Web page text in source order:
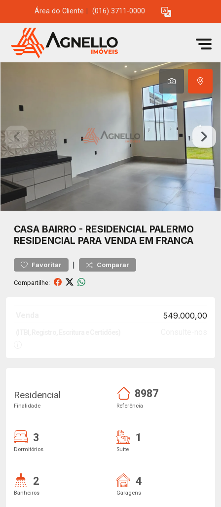
Área do Cliente (016) 3711-0000
CASA BAIRRO - RESIDENCIAL PALERMO
RESIDENCIAL PARA VENDA EM FRANCA
Favoritar | Comparar
Compartilhe:
549.000,00
Residencial
Finalidade
8987
Referência
3
Dormitórios
1
Suite
2
Banheiros
4
Garagens